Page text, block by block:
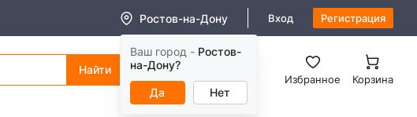
Ростов-на-Дону
Ваш город - Ростов-
на-Дону?
Да Нет
Вход Регистрация
8 (800) 550-11-38
Заказать звонок Избранное Корзина